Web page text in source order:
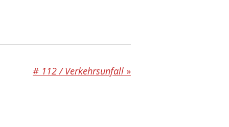
# 112 / Verkehrsunfall »